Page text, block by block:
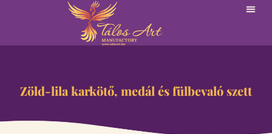
Zöld-lila karkötő, medál és fülbevaló szett